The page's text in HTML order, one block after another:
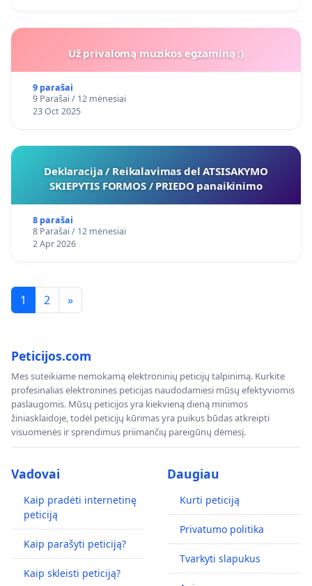
Už privalomą muzikos egzaminą :)
9 parašai
9 Parašai / 12 mėnesiai
23 Oct 2025
Deklaracija / Reikalavimas del ATSISAKYMO
SKIEPYTIS FORMOS / PRIEDO panaikinimo
8 parašai
8 Parašai / 12 mėnesiai
2 Apr 2026
1 2 »
Peticijos.com
Mes suteikiame nemokamą elektroninių peticijų talpinimą. Kurkite
profesinalias elektronines peticijas naudodamiesi mūsų efektyviomis
paslaugomis. Mūsų peticijos yra kiekvieną dieną minimos
žiniasklaidoje, todėl peticijų kūrimas yra puikus būdas atkreipti
visuomenės ir sprendimus priimančių pareigūnų dėmesį.
Vadovai
Kaip pradėti internetinę
peticiją
Kaip parašyti peticiją?
Kaip skleisti peticiją?
Daugiau
Kurti peticiją
Privatumo politika
Tvarkyti slapukus